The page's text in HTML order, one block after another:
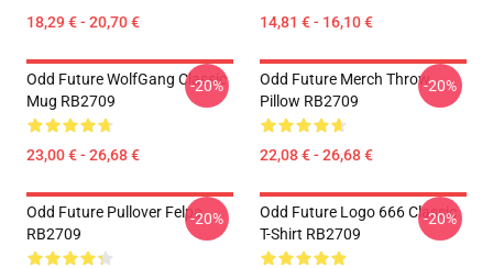
18,29 € - 20,70 € 14,81 € - 16,10 €
Odd Future WolfGang Classic
Mug RB2709
23,00 € - 26,68 €
-20%
Odd Future Merch Throw
Pillow RB2709
22,08 € - 26,68 €
-20%
Odd Future Pullover Felpa
RB2709
-20%
Odd Future Logo 666 Classic
T-Shirt RB2709
-20%